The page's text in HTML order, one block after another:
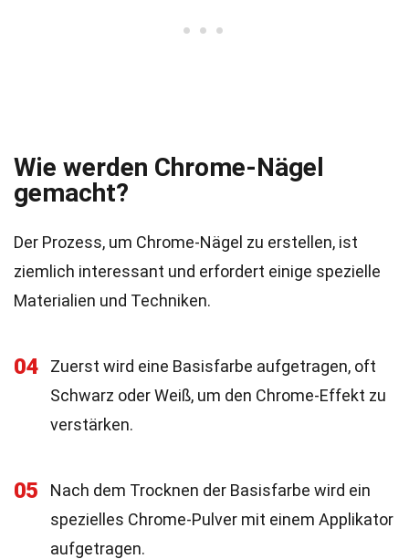
Wie werden Chrome-Nägel
gemacht?
Der Prozess, um Chrome-Nägel zu erstellen, ist
ziemlich interessant und erfordert einige spezielle
Materialien und Techniken.
04
Zuerst wird eine Basisfarbe aufgetragen, oft
Schwarz oder Weiß, um den Chrome-Effekt zu
verstärken.
05
Nach dem Trocknen der Basisfarbe wird ein
spezielles Chrome-Pulver mit einem Applikator
aufgetragen.